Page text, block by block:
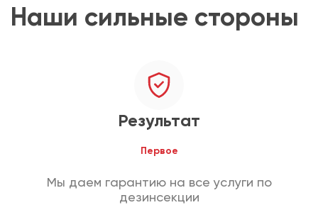
Наши сильные стороны
Результат
Первое
Мы даем гарантию на все услуги по
дезинсекции